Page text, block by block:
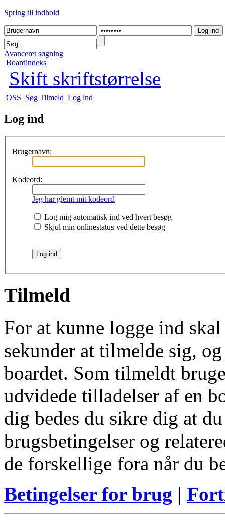
Spring til indhold
Avanceret søgning
Boardindeks
Skift skriftstørrelse
OSS Søg Tilmeld Log ind
Log ind
Brugernavn:
Kodeord:
Jeg har glemt mit kodeord
Log mig automatisk ind ved hvert besøg
Skjul min onlinestatus ved dette besøg
Tilmeld
For at kunne logge ind
sekunder at tilmelde sig,
boardet. Som tilmeldt
udvidede tilladelser af en
dig bedes du sikre dig at
brugsbetingelser og
de forskellige fora når du
Betingelser for brug |